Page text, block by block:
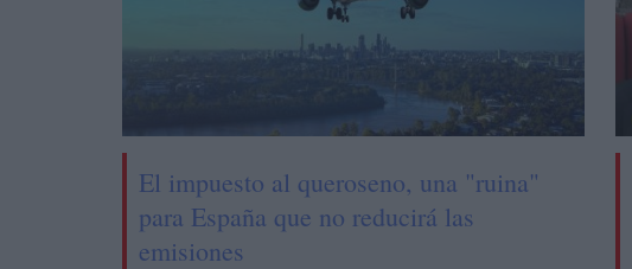
El impuesto al queroseno, una "ruina"
para España que no reducirá las
emisiones